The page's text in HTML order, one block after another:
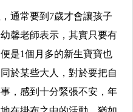
通常要到7歲才會讓孩子
馨老師表示，其實只要有
是1個月多的新生寶寶也
於某些大人，對於要把自
，感到十分緊張不安，年